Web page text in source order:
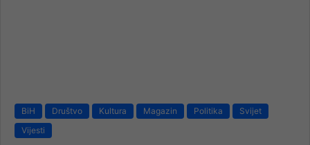
BiH Društvo Kultura Magazin Politika
Svijet
Vijesti